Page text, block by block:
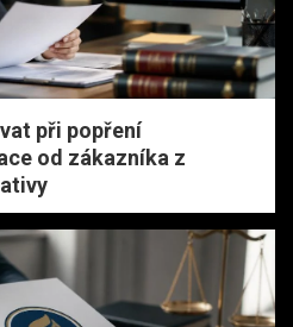
při popření
od zákazníka z